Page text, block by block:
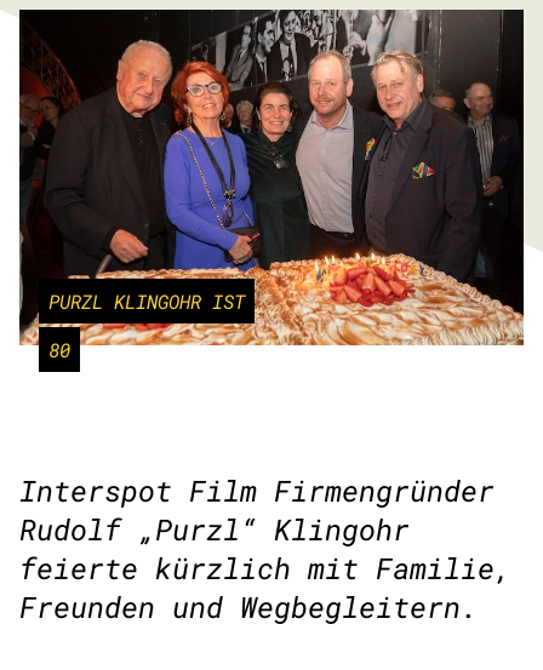
PURZL KLINGOHR IST
80
Interspot Film Firmengründer
Rudolf „Purzl“ Klingohr
feierte kürzlich mit Familie,
Freunden und Wegbegleitern.